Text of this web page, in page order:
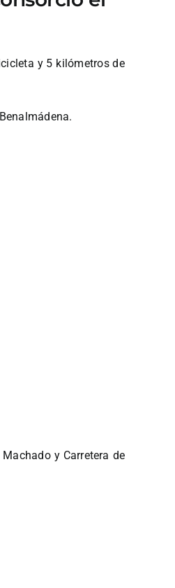
y 5 kilómetros de
y Carretera de